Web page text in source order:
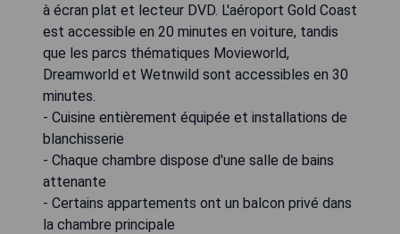
à écran plat et lecteur DVD. L'aéroport Gold Coast
est accessible en 20 minutes en voiture, tandis
que les parcs thématiques Movieworld,
Dreamworld et Wetnwild sont accessibles en 30
minutes.
- Cuisine entièrement équipée et installations de
blanchisserie
- Chaque chambre dispose d'une salle de bains
attenante
- Certains appartements ont un balcon privé dans
la chambre principale